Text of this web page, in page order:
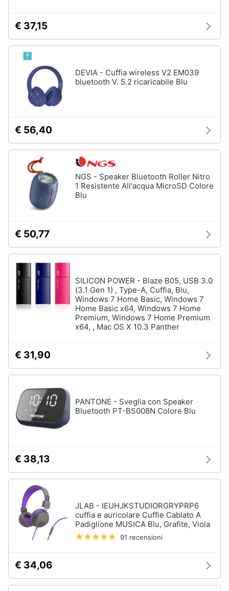
Libri,
cd
Festività
e
Promozioni
Servizi
Assistenza
Esci
€ 37,15
DEVIA - Cuffia wireless V2 EM039
bluetooth V. 5.2 ricaricabile Blu
€ 56,40
NGS - Speaker Bluetooth Roller Nitro
1 Resistente All'acqua MicroSD Colore
Blu
€ 50,77
SILICON POWER - Blaze B05, USB 3.0
(3.1 Gen 1) , Type-A, Cuffia, Blu,
Windows 7 Home Basic, Windows 7
Home Basic x64, Windows 7 Home
Premium, Windows 7 Home Premium
x64, , Mac OS X 10.3 Panther
€ 31,90
PANTONE - Sveglia con Speaker
Bluetooth PT-BS008N Colore Blu
€ 38,13
JLAB - IEUHJKSTUDIORGRYPRP6
cuffia e auricolare Cuffie Cablato A
Padiglione MUSICA Blu, Grafite, Viola
91 recensioni
€ 34,06